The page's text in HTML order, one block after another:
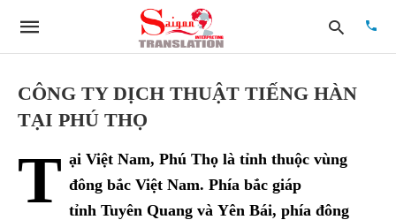
CÔNG TY DỊCH THUẬT TIẾNG HÀN
TẠI PHÚ THỌ
T ại Việt Nam, Phú Thọ là tỉnh thuộc vùng
đông bắc Việt Nam. Phía bắc giáp
tỉnh Tuyên Quang và Yên Bái, phía đông